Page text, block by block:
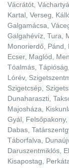
Vácrátót,
Kartal, Verseg,
Galgamácsa,
Galgahévíz, Tura,
Monorierdő, Pánd,
Ecser, Maglód,
Tóalmás,
Lórév,
Szigetcsép,
Dunaharaszti,
Majosháza,
Gyál,
Dabas,
Táborfalva,
Daruszentmiklós,
Kisapostag,